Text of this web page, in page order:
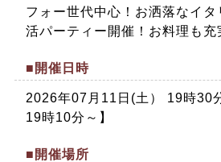
フォー世代中心！お洒落なイ
活パーティー開催！お料理も充
■開催日時
2026年07月11日(土） 19時30
19時10分～】
■開催場所